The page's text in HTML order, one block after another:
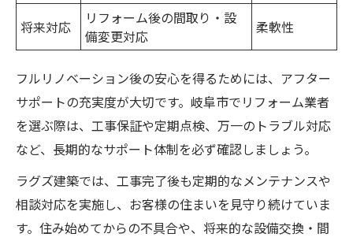
将来対応
リフォーム後の間取り・設
備変更対応
柔軟性
フルリノベーション後の安心を得るためには、アフター
サポートの充実度が大切です。岐阜市でリフォーム業者
を選ぶ際は、工事保証や定期点検、万一のトラブル対応
など、長期的なサポート体制を必ず確認しましょう。
ラグズ建築では、工事完了後も定期的なメンテナンスや
相談対応を実施し、お客様の住まいを見守り続けていま
す。住み始めてからの不具合や、将来的な設備交換・間